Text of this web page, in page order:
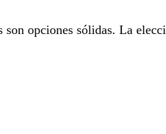
opciones sólidas. La